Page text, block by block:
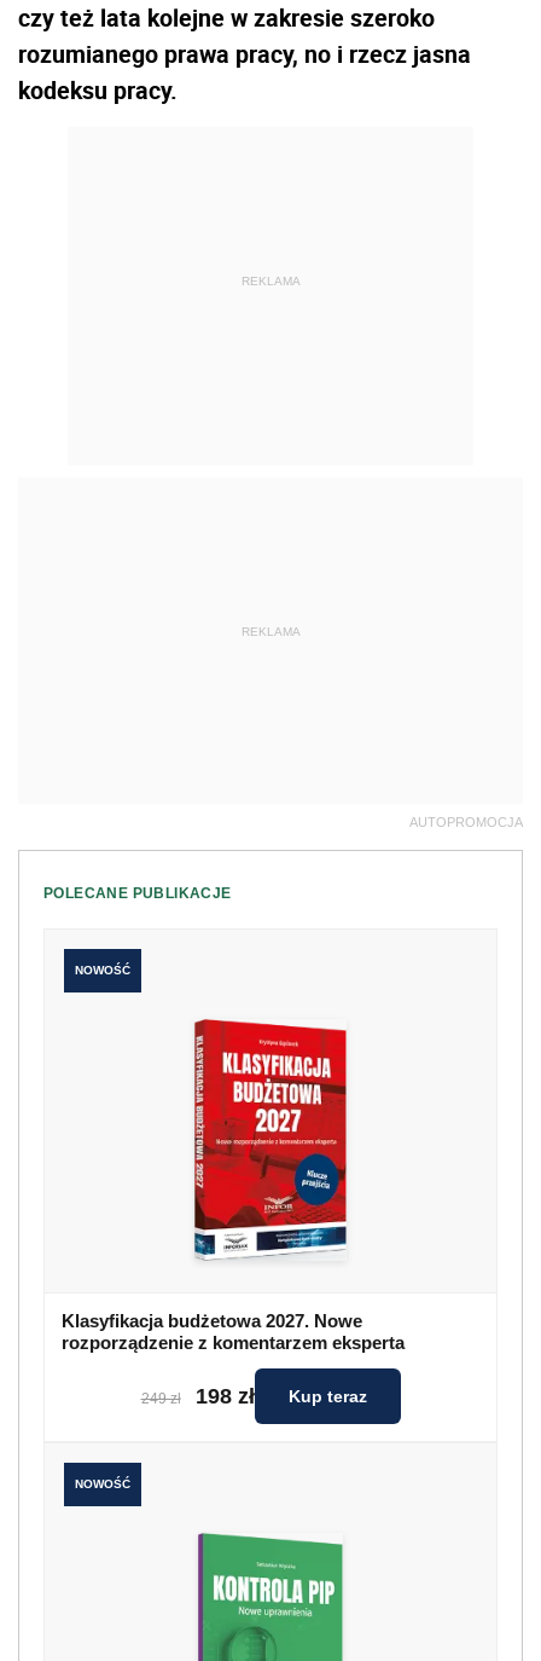
czy też lata kolejne w zakresie szeroko
rozumianego prawa pracy, no i rzecz jasna
kodeksu pracy.
REKLAMA
REKLAMA
AUTOPROMOCJA
POLECANE PUBLIKACJE
NOWOŚĆ
Klasyfikacja budżetowa 2027. Nowe
rozporządzenie z komentarzem eksperta
249 zł 198 zł Kup teraz
NOWOŚĆ